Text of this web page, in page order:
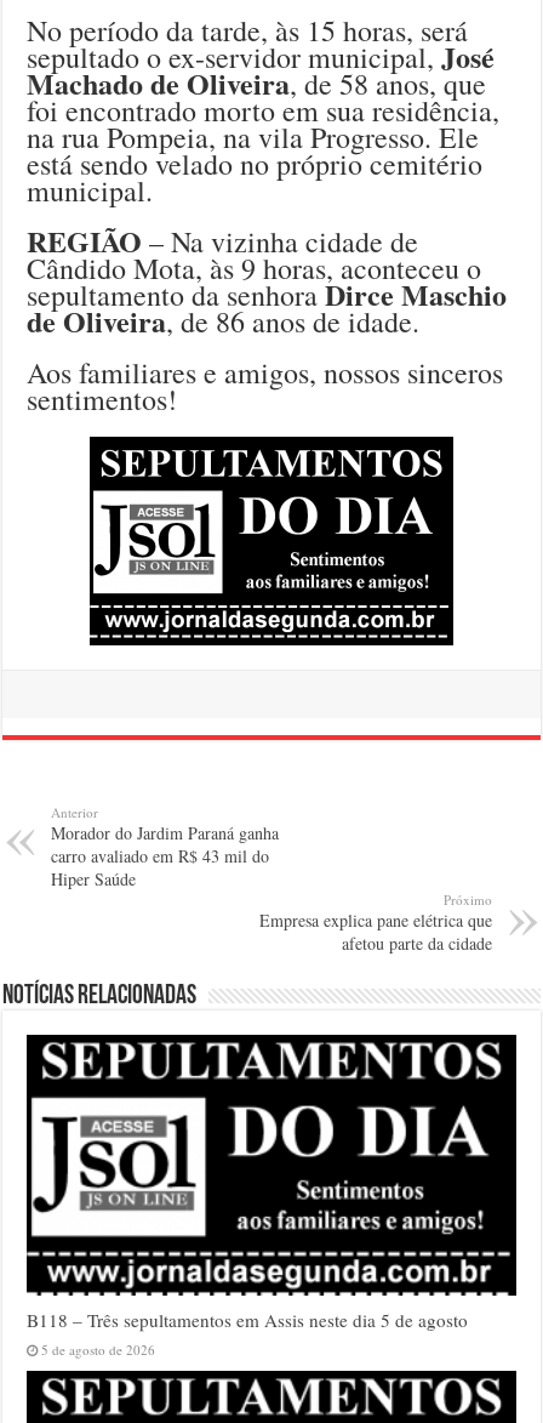
No período da tarde, às 15 horas, será
sepultado o ex-servidor municipal,José
Machado de Oliveira, de 58 anos, que
foi encontrado morto em sua residência,
na rua Pompeia, na vila Progresso. Ele
está sendo velado no próprio cemitério
municipal.
REGIÃO – Na vizinha cidade de
Cândido Mota, às 9 horas, aconteceu o
sepultamento da senhoraDirce Maschio
de Oliveira, de 86 anos de idade.
Aos familiares e amigos, nossos sinceros
sentimentos!
Anterior
Morador do Jardim Paraná ganha
carro avaliado em R$ 43 mil do
Hiper Saúde
Próximo
Empresa explica pane elétrica que
afetou parte da cidade
Notícias relacionadas
B118 – Três sepultamentos em Assis neste dia 5 de agosto
5 de agosto de 2026